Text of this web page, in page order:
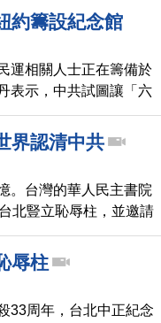
」，重立被拆除的恥辱
NGO聯合記者會，預
約籌設紀念館
運相關人士正在籌備於
表示，中共試圖讓「六
憶。
界認清中共
。台灣的華人民主書院
北豎立恥辱柱，並邀請
持。學者表示，這對台
重大。
辱柱
33周年，台北中正紀念